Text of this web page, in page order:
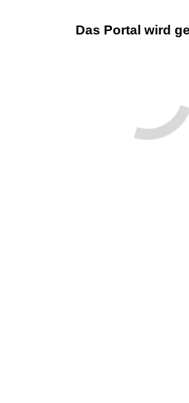
Das Portal wird